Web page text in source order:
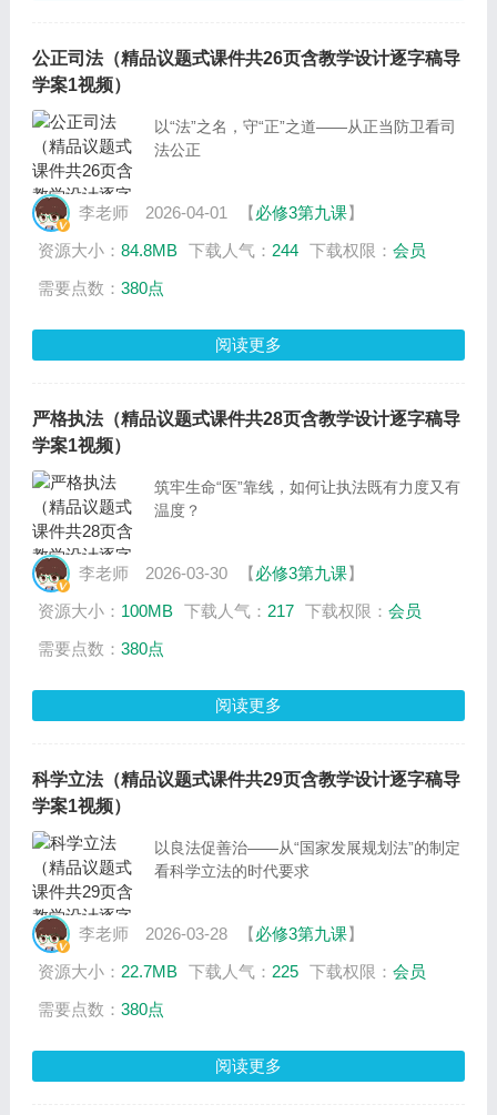
公正司法（精品议题式课件共26页含教学设计逐字稿导
学案1视频）
以“法”之名，守“正”之道——从正当防卫看司
法公正
李老师 2026-04-01 【必修3第九课】
资源大小： 84.8MB 下载人气： 244 下载权限： 会员
需要点数： 380点
阅读更多
严格执法（精品议题式课件共28页含教学设计逐字稿导
学案1视频）
筑牢生命“医”靠线，如何让执法既有力度又有
温度？
李老师 2026-03-30 【必修3第九课】
资源大小： 100MB 下载人气： 217 下载权限： 会员
需要点数： 380点
阅读更多
科学立法（精品议题式课件共29页含教学设计逐字稿导
学案1视频）
以良法促善治——从“国家发展规划法”的制定
看科学立法的时代要求
李老师 2026-03-28 【必修3第九课】
资源大小： 22.7MB 下载人气： 225 下载权限： 会员
需要点数： 380点
阅读更多